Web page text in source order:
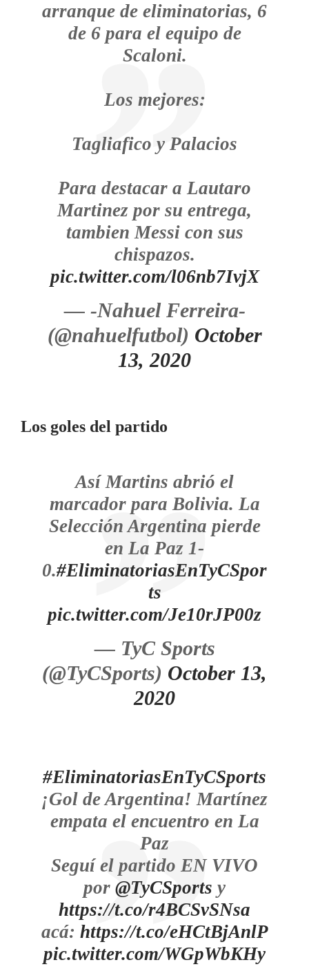
arranque de eliminatorias, 6
de 6 para el equipo de
Scaloni.
Los mejores:
Tagliafico y Palacios
Para destacar a Lautaro
Martinez por su entrega,
tambien Messi con sus
chispazos.
pic.twitter.com/l06nb7IvjX
— -Nahuel Ferreira-
(@nahuelfutbol) October
13, 2020
Los goles del partido
Así Martins abrió el
marcador para Bolivia. La
Selección Argentina pierde
en La Paz 1-
0.#EliminatoriasEnTyCSpor
ts
pic.twitter.com/Je10rJP00z
— TyC Sports
(@TyCSports) October 13,
2020
#EliminatoriasEnTyCSports
¡Gol de Argentina! Martínez
empata el encuentro en La
Paz
Seguí el partido EN VIVO
por @TyCSports y
https://t.co/r4BCSvSNsa
acá: https://t.co/eHCtBjAnlP
pic.twitter.com/WGpWbKHy